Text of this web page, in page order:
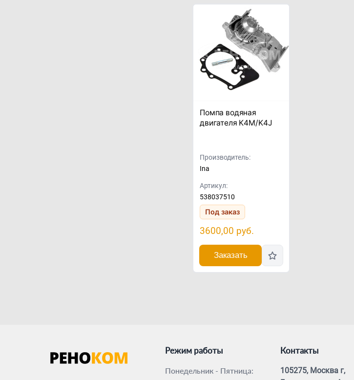
Помпа водяная
двигателя K4M/K4J
Производитель:
Ina
Артикул:
538037510
Под заказ
3600,00 руб.
Заказать
Режим работы
Понедельник - Пятница:
Контакты
105275, Москва г,